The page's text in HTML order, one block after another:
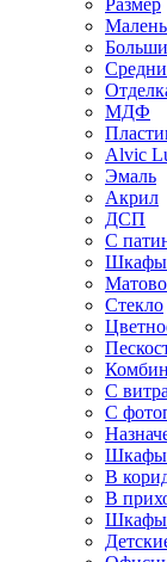
Размер
МДФ
Alvic
Эмаль
Акрил
ДСП
С
Шкафы-
Стекло
С
С
В
В